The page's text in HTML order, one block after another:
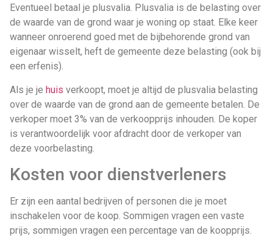
Eventueel betaal je plusvalia. Plusvalia is de belasting over
de waarde van de grond waar je woning op staat. Elke keer
wanneer onroerend goed met de bijbehorende grond van
eigenaar wisselt, heft de gemeente deze belasting (ook bij
een erfenis).
Als je je huis verkoopt, moet je altijd de plusvalia belasting
over de waarde van de grond aan de gemeente betalen. De
verkoper moet 3% van de verkoopprijs inhouden. De koper
is verantwoordelijk voor afdracht door de verkoper van
deze voorbelasting.
Kosten voor dienstverleners
Er zijn een aantal bedrijven of personen die je moet
inschakelen voor de koop. Sommigen vragen een vaste
prijs, sommigen vragen een percentage van de koopprijs.